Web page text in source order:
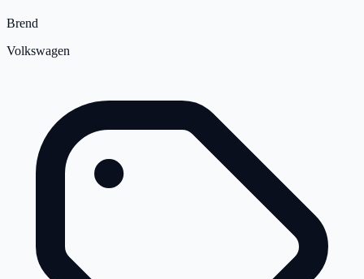
Brend
Volkswagen